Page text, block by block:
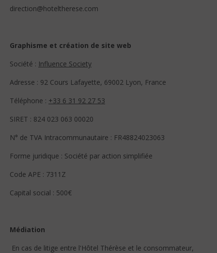
direction@hoteltherese.com
Graphisme et création de site web
Société : Influence Society
Adresse : 92 Cours Lafayette, 69002 Lyon, France
Téléphone : +33 6 31 92 27 53
SIRET : 824 023 063 00020
N° de TVA Intracommunautaire : FR48824023063
Forme juridique : Société par action simplifiée
Code APE : 7311Z
Capital social : 500€
Médiation
En cas de litige entre l'Hôtel Thérèse et le consommateur,